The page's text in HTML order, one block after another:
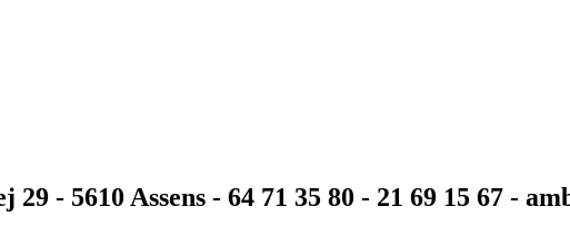
- 5610 Assens - 64 71 35 80 - 21 69 15 67 -